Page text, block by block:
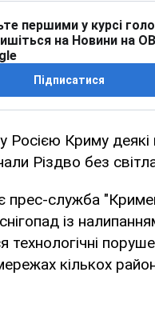
першими у курсі
на Новини на
Підписатися
Росією Криму деякі
Різдво без
прес-служба
із
технологічні
кількох